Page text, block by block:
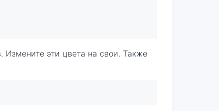
Измените эти цвета на свои. Также